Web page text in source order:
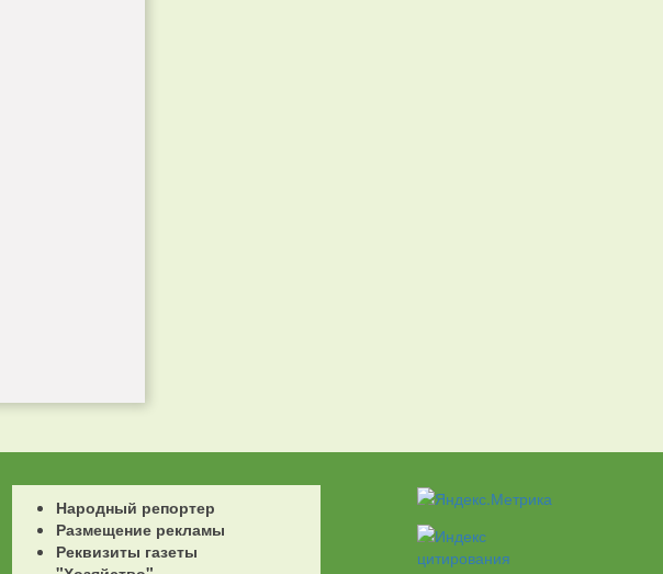
Народный репортер
Размещение рекламы
Реквизиты газеты